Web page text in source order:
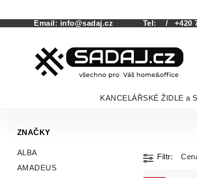
Email: info@sadaj.cz Tel: / +420
KANCELÁŘSKÉ ŽIDLE a
ZNAČKY
ALBA
AMADEUS
Filtr